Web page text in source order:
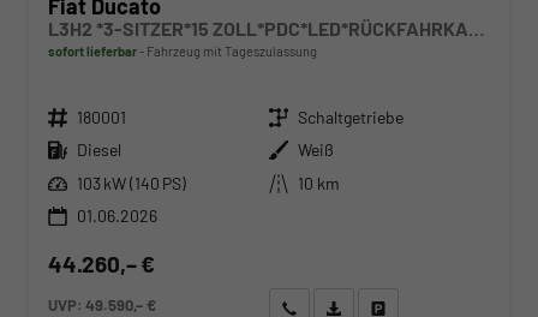
Fiat Ducato
L3H2 *3-SITZER*15 ZOLL*PDC*LED*RÜCKFAHRKAMERA*DAB*KLIMA*HECKTÜRE 260°*
sofort lieferbar Fahrzeug mit Tageszulassung
Fahrzeugnr. 180001 Getriebe Schaltgetriebe
Kraftstoff Diesel Außenfarbe Weiß
Leistung 103 kW (140 PS) Kilometerstand
10 km
01.06.2026
44.260,– €
UVP:49.590,– €
Wir rufen Sie anAngebot drucken (PDF)